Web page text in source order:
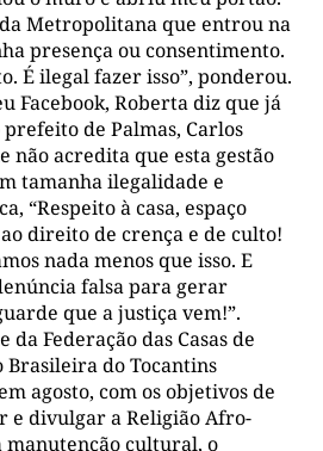
Metropolitana que entrou na
presença ou consentimento.
É ilegal fazer isso”, ponderou.
Facebook, Roberta diz que já
de Palmas, Carlos
não acredita que esta gestão
tamanha ilegalidade e
“Respeito à casa, espaço
direito de crença e de culto!
nada menos que isso. E
falsa para gerar
que a justiça vem!”.
Federação das Casas de
do Tocantins
agosto, com os objetivos de
e divulgar a Religião Afro-
cultural, o